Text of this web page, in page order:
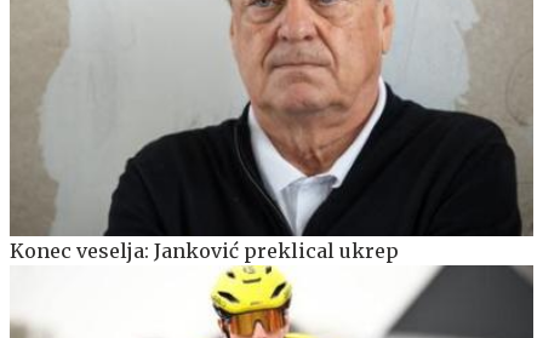
Konec veselja: Janković preklical ukrep